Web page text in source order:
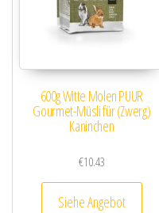
600g Witte Molen PUUR
Gourmet-Müsli für (Zwerg)
Kaninchen
€10.43
Siehe Angebot